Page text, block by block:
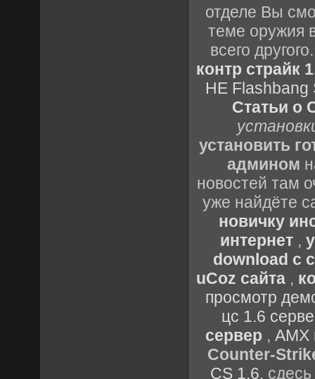
отделе Вы
теме оружия
всего
контр страйк
HE Flashbang
Статьи о
установить
админом
новостей там
уже найдёте
новичку
интернет,
download с
uCoz сайта,
просмотр
цс 1.6
сервер , AMX
Counter-
CS 1.6,